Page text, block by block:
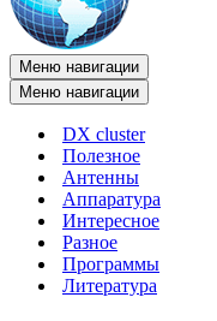
Меню навигации
Меню навигации
DX cluster
Полезное
Антенны
Аппаратура
Интересное
Разное
Программы
Литература